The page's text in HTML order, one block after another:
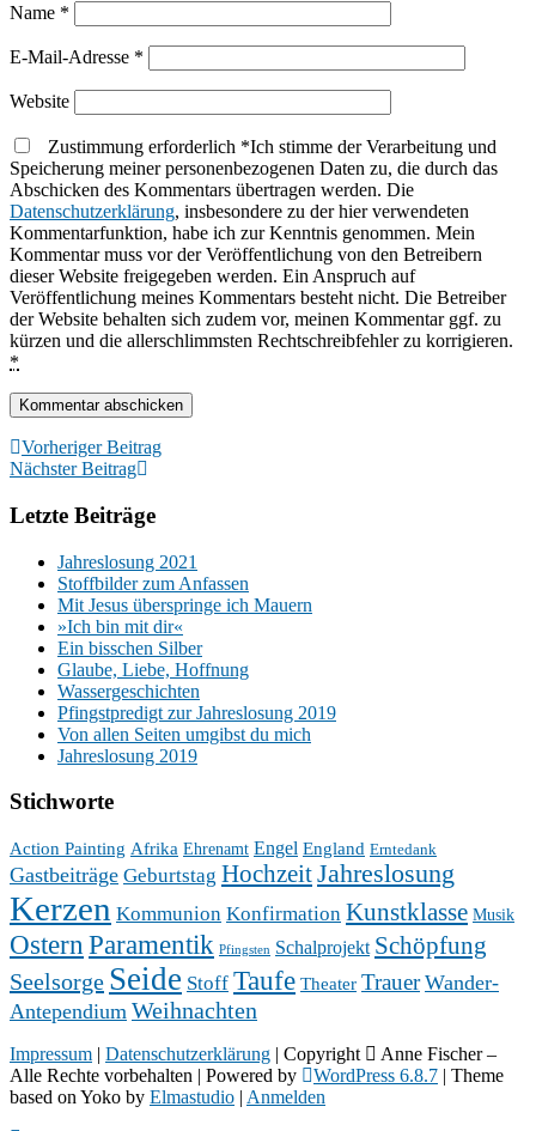
Name *
E-Mail-Adresse *
Website
Zustimmung erforderlich *Ich stimme der Verarbeitung und
Speicherung meiner personenbezogenen Daten zu, die durch das
Abschicken des Kommentars übertragen werden. Die
Datenschutzerklärung, insbesondere zu der hier verwendeten
Kommentarfunktion, habe ich zur Kenntnis genommen. Mein
Kommentar muss vor der Veröffentlichung von den Betreibern
dieser Website freigegeben werden. Ein Anspruch auf
Veröffentlichung meines Kommentars besteht nicht. Die Betreiber
der Website behalten sich zudem vor, meinen Kommentar ggf. zu
kürzen und die allerschlimmsten Rechtschreibfehler zu korrigieren.
*
Vorheriger Beitrag
Nächster Beitrag
Letzte Beiträge
Jahreslosung 2021
Stoffbilder zum Anfassen
Mit Jesus überspringe ich Mauern
»Ich bin mit dir«
Ein bisschen Silber
Glaube, Liebe, Hoffnung
Wassergeschichten
Pfingstpredigt zur Jahreslosung 2019
Von allen Seiten umgibst du mich
Jahreslosung 2019
Stichworte
Action Painting Afrika Ehrenamt Engel England Erntedank
Gastbeiträge Geburtstag HochzeitJahreslosung
Kerzen Kommunion Konfirmation Kunstklasse Musik
Ostern Paramentik Pfingsten Schalprojekt Schöpfung
Seelsorge Seide Stoff Taufe Theater Trauer Wander-
Antependium Weihnachten
Impressum | Datenschutzerklärung | Copyright
Anne Fischer –
Alle Rechte vorbehalten | Powered by
WordPress 6.8.7 | Theme
based on Yoko by Elmastudio | Anmelden